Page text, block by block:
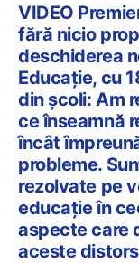
VIDEO
fără nicio
deschiderea
Educație, cu
din școli: Am
ce înseamnă
încât
probleme.
rezolvate pe
educație în
aspecte care
aceste